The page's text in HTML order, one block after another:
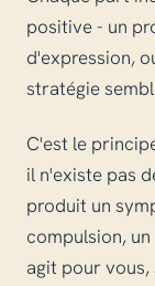
positive - un
d'expression,
stratégie
C'est le
il n'existe pas
produit un
compulsion,
agit pour vous,